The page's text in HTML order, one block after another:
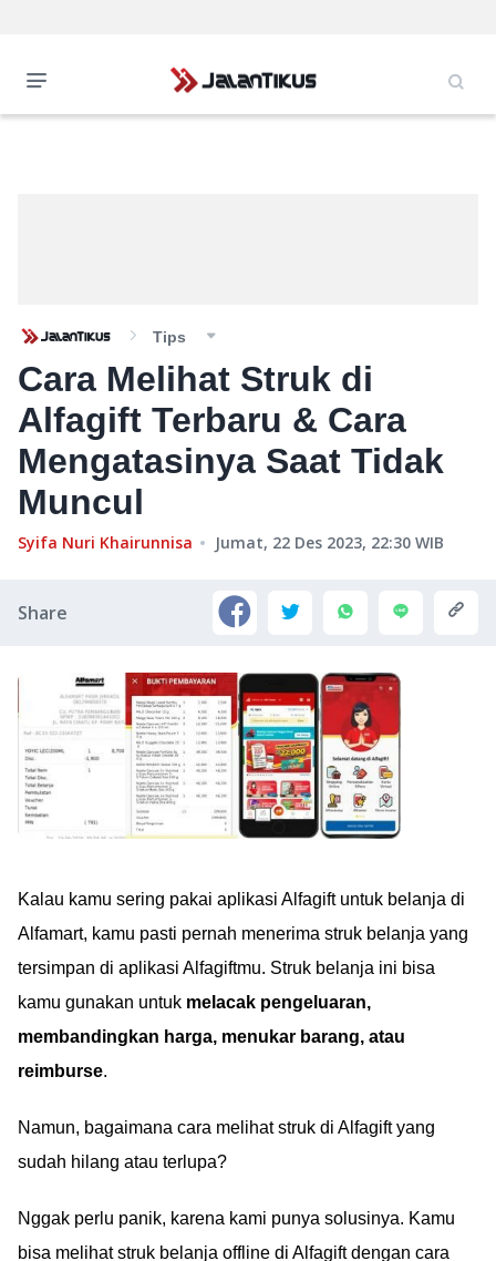
Tips
Cara Melihat Struk di
Alfagift Terbaru & Cara
Mengatasinya Saat Tidak
Muncul
Syifa Nuri Khairunnisa Jumat, 22 Des 2023, 22:30 WIB
Share
Kalau kamu sering pakai aplikasi Alfagift untuk belanja di
Alfamart, kamu pasti pernah menerima struk belanja yang
tersimpan di aplikasi Alfagiftmu. Struk belanja ini bisa
kamu gunakan untuk melacak pengeluaran,
membandingkan harga, menukar barang, atau
reimburse.
Namun, bagaimana cara melihat struk di Alfagift yang
sudah hilang atau terlupa?
Nggak perlu panik, karena kami punya solusinya. Kamu
bisa melihat struk belanja offline di Alfagift dengan cara